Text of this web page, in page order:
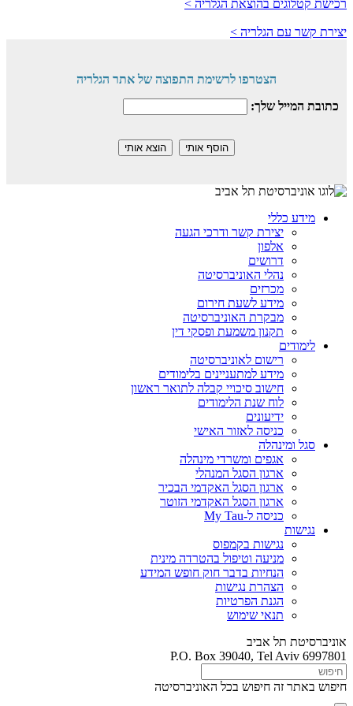
רכישת קטלוגים בהוצאת הגלריה >
יצירת קשר עם הגלריה >
הצטרפו לרשימת התפוצה של אתר הגלריה
כתובת המייל שלך:
מידע כללי
יצירת קשר ודרכי הגעה
אלפון
דרושים
נהלי האוניברסיטה
מכרזים
מידע לשעת חירום
מבקרת האוניברסיטה
תקנון משמעת ופסקי דין
לימודים
רישום לאוניברסיטה
מידע למתעניינים בלימודים
חישוב סיכויי קבלה לתואר ראשון
לוח שנת הלימודים
ידיעונים
כניסה לאזור האישי
סגל ומינהלה
אגפים ומשרדי מינהלה
ארגון הסגל המנהלי
ארגון הסגל האקדמי הבכיר
ארגון הסגל האקדמי הזוטר
כניסה ל-My Tau
נגישות
נגישות בקמפוס
מניעה וטיפול בהטרדה מינית
הנחיות בדבר חוק חופש המידע
הצהרת נגישות
הגנת הפרטיות
תנאי שימוש
אוניברסיטת תל אביב
P.O. Box 39040, Tel Aviv 6997801
חיפוש באתר זה חיפוש בכל האוניברסיטה